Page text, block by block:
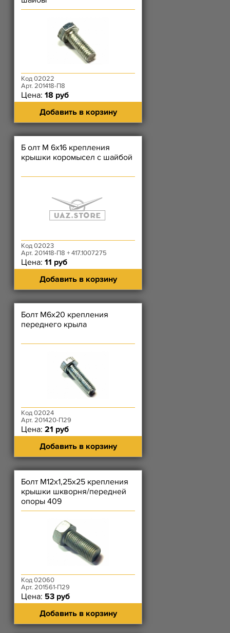
Код 02022
Арт. 201418-П8
Цена: 18 руб
Добавить в корзину
Б олт М 6х16 крепления
крышки коромысел с шайбой
Код 02023
Арт. 201418-П8 + 417.1007275
Цена: 11 руб
Добавить в корзину
Болт М6х20 крепления
переднего крыла
Код 02024
Арт. 201420-П29
Цена: 21 руб
Добавить в корзину
Болт М12х1,25х25 крепления
крышки шкворня/передней
опоры 409
Код 02060
Арт. 201561-П29
Цена: 53 руб
Добавить в корзину